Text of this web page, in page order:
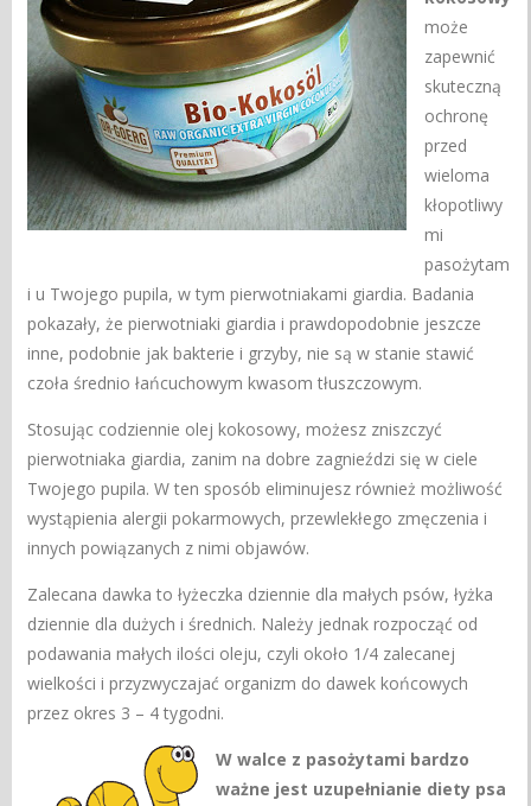
może
zapewnić
skuteczną
ochronę
przed
wieloma
kłopotliwy
mi
pasożytam
i u Twojego pupila, w tym pierwotniakami giardia. Badania
pokazały, że pierwotniaki giardia i prawdopodobnie jeszcze
inne, podobnie jak bakterie i grzyby, nie są w stanie stawić
czoła średnio łańcuchowym kwasom tłuszczowym.
Stosując codziennie olej kokosowy, możesz zniszczyć
pierwotniaka giardia, zanim na dobre zagnieździ się w ciele
Twojego pupila. W ten sposób eliminujesz również możliwość
wystąpienia alergii pokarmowych, przewlekłego zmęczenia i
innych powiązanych z nimi objawów.
Zalecana dawka to łyżeczka dziennie dla małych psów, łyżka
dziennie dla dużych i średnich. Należy jednak rozpocząć od
podawania małych ilości oleju, czyli około 1/4 zalecanej
wielkości i przyzwyczajać organizm do dawek końcowych
przez okres 3 – 4 tygodni.
W walce z pasożytami bardzo
ważne jest uzupełnianie diety psa